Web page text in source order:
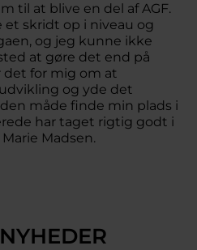
til at blive en del af AGF.
et skridt op i niveau og
og jeg kunne ikke
at gøre det end på
det for mig om at
og yde det
måde finde min plads i
har taget rigtig godt i
Madsen.